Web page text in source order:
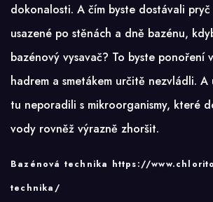
dokonalosti. A čím byste dostávali
usazené po stěnách a dně bazénu,
bazénový vysavač? To byste ponoření
hadrem a smetákem určitě nezvládli. A
tu neporadili s mikroorganismy, které
vody rovněž výrazně zhoršit.
Bazénová technika https://
technika/